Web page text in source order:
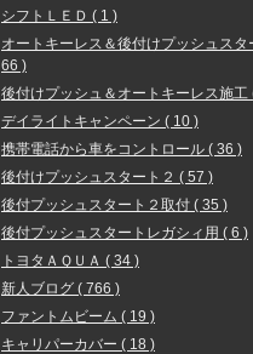
シフトＬＥＤ ( 1 )
オートキーレス＆後付けプッシュスタ
66 )
後付けプッシュ＆オートキーレス施工
デイライトキャンペーン ( 10 )
携帯電話から車をコントロール ( 36 )
後付けプッシュスタート２ ( 57 )
後付プッシュスタート２取付 ( 35 )
後付プッシュスタートレガシィ用 ( 6 )
トヨタＡＱＵＡ ( 34 )
新人ブログ ( 766 )
ファントムビーム ( 19 )
キャリパーカバー ( 18 )